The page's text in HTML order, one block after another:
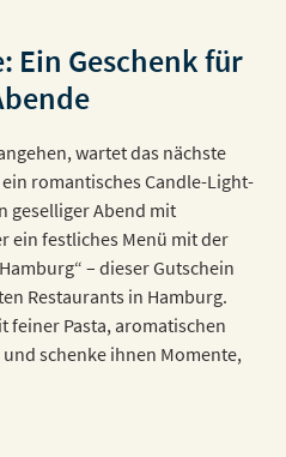
Ein Geschenk für
wartet das nächste
romantisches Candle-Light-
geselliger Abend mit
ein festliches Menü mit der
– dieser Gutschein
Restaurants in Hamburg.
feiner Pasta, aromatischen
schenke ihnen Momente,